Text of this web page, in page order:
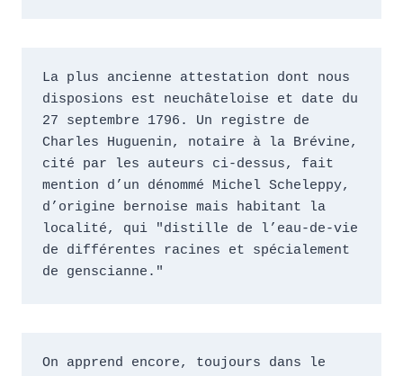
La plus ancienne attestation dont nous
disposions est neuchâteloise et date du
27 septembre 1796. Un registre de
Charles Huguenin, notaire à la Brévine,
cité par les auteurs ci-dessus, fait
mention d’un dénommé Michel Scheleppy,
d’origine bernoise mais habitant la
localité, qui "distille de l’eau-de-vie
de différentes racines et spécialement
de genscianne."
On apprend encore, toujours dans le